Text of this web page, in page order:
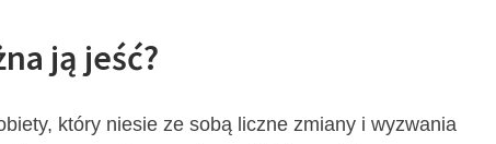
ją jeść?
który niesie ze sobą liczne zmiany i wyzwania